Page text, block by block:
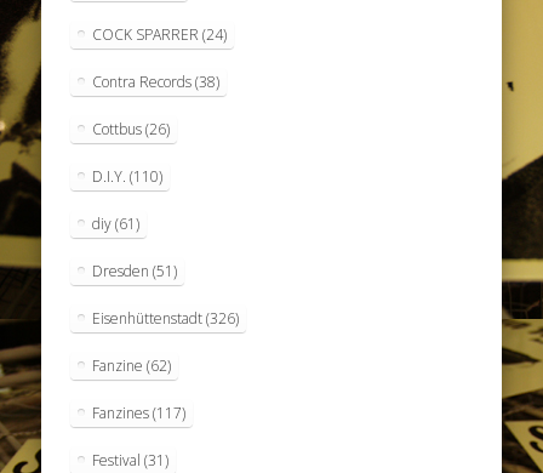
COCK SPARRER (24)
Contra Records(38)
Cottbus(26)
D.I.Y. (110)
diy(61)
Dresden (51)
Eisenhüttenstadt(326)
Fanzine (62)
Fanzines(117)
Festival (31)